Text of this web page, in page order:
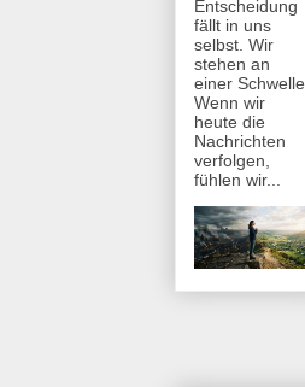
Entscheidung
fällt in uns
selbst. Wir
stehen an
einer Schwelle.
Wenn wir
heute die
Nachrichten
verfolgen,
fühlen wir...